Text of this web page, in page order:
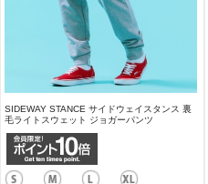
SIDEWAY STANCE サイドウェイスタンス 裏
毛ライトスウェット ジョガーパンツ